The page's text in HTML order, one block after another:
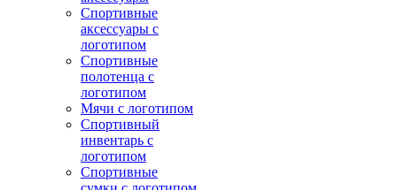
Спортивные
аксессуары с
логотипом
Спортивные
полотенца с
логотипом
Мячи с логотипом
Спортивный
инвентарь с
логотипом
Спортивные